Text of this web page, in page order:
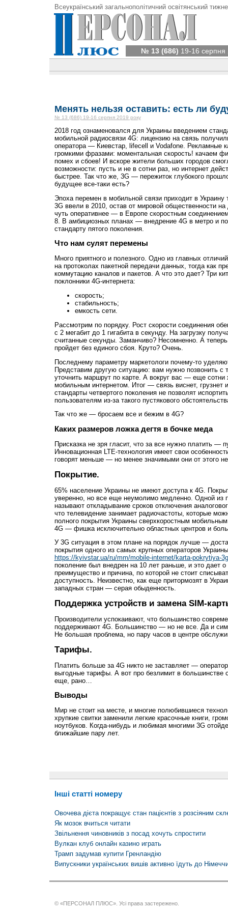
Всеукраїнський загальнополітичний освітянський
№ 13 (686) 19-16 серпня
Менять нельзя оставить: есть ли
№ 13 (686) 19-16 серпня 2019 року
2018 год ознаменовался для Украины введением
мобильной радиосвязи 4G: лицензию на связь
оператора — Киевстар, lifecell и Vodafone. Рекламные
громкими фразами: моментальная скорость! качаем
помех и сбоев! И вскоре жители больших городов
возможности: пусть и не в сотни раз, но интернет
быстрее. Так что же, 3G — пережиток глубокого
будущее все-таки есть?
Эпоха перемен в мобильной связи приходит в Украину
3G ввели в 2010, остав от мировой общественности на
чуть оперативнее — в Европе скоростным
8. В амбициозных планах — внедрение 4G в метро и
стандарту пятого поколения.
Что нам сулят перемены
Много приятного и полезного. Одно из главных
на протоколах пакетной передачи данных, тогда как
коммутацию каналов и пакетов. А что это дает? Три
поклонники 4G-интернета:
скорость;
стабильность;
емкость сети.
Рассмотрим по порядку. Рост скорости соединения
с 2 мегабит до 1 гигабита в секунду. На загрузку
считанные секунды. Заманчиво? Несомненно. А теперь
пройдет без единого сбоя. Круто? Очень.
Последнему параметру маркетологи почему-то
Представим другую ситуацию: вам нужно позвонить с
уточнить маршрут по карте. А вокруг вас — еще
мобильным интернетом. Итог — связь виснет, грузнет
стандарты четвертого поколения не позволят
пользователям из-за такого пустякового
Так что же — бросаем все и бежим в 4G?
Каких размеров ложка дегтя в бочке меда
Присказка не зря гласит, что за все нужно платить —
Инновационная LTE-технология имеет свои
говорят меньше — но менее значимыми они от этого не
Покрытие.
65% население Украины не имеют доступа к 4G.
уверенно, но все еще неумолимо медленно. Одной из
называют откладывание сроков отключения
что телевидение занимает радиочастоты, которые
полного покрытия Украины сверхкоростным
4G — фишка исключительно областных центров и
У 3G ситуация в этом плане на порядок лучше —
покрытия одного из самых крупных операторов
https://kyivstar.ua/ru/mm/mobile-internet/karta-pokrytiya-3g
поколение был внедрен на 10 лет раньше, и это дает о
преимущество и причина, по которой не стоит
доступность. Неизвестно, как еще притормозят в
западных стран — серая обыденность.
Поддержка устройств и замена SIM-
Производители успокаивают, что большинство
поддерживают 4G. Большинство — но не все. Да и
Не большая проблема, но пару часов в центре
Тарифы.
Платить больше за 4G никто не заставляет —
выгодные тарифы. А вот про безлимит в большинстве
еще, рано…
Выводы
Мир не стоит на месте, и многие полюбившиеся
хрупкие свитки заменили легкие красочные книги,
ноутбуков. Когда-нибудь и любимая многими 3G
ближайшие пару лет.
Інші статті номеру
Овочева дієта покращує стан пацієнтів з розсіяним
Як мозок вчиться читати
Звільнення чиновників з посад хочуть спростити
Вулкан клуб онлайн казино играть
Трамп задумав купити Гренландію
Випускники українських вишів активно їдуть до
© «ПЕРСОНАЛ ПЛЮС». Усі права застережено.